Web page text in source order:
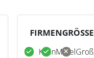
FIRMENGRÖSSE
KleinMittelGroß